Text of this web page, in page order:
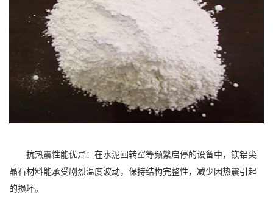
抗热震性能优异：在水泥回转窑等频繁启停的设备中，镁铝尖
晶石材料能承受剧烈温度波动，保持结构完整性，减少因热震引起
的损坏。